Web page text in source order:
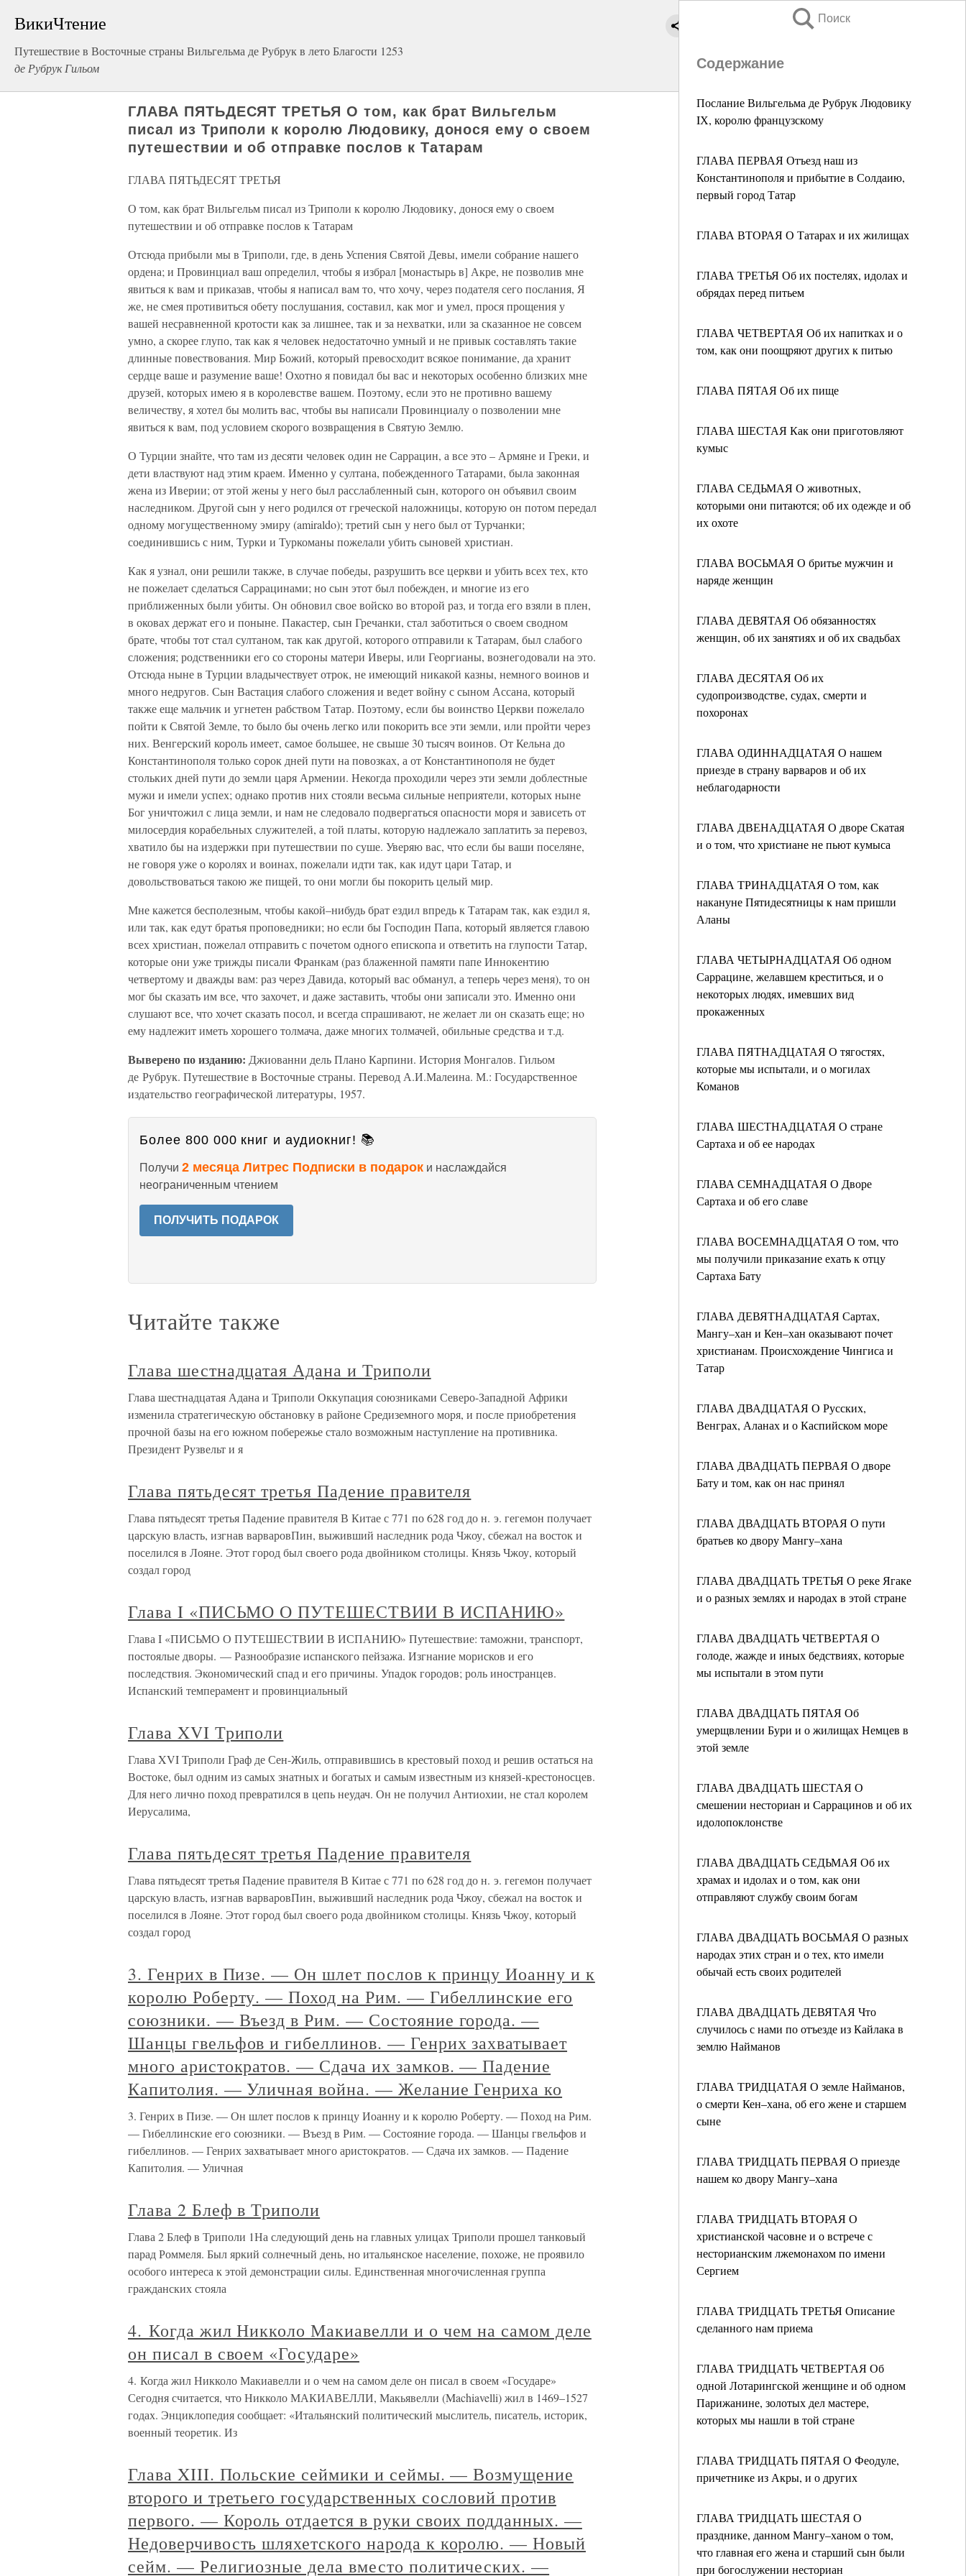
ВикиЧтение
Путешествие в Восточные страны Вильгельма де Рубрук в лето Благости 1253
де Рубрук Гильом
Поиск
Содержание
Послание Вильгельма де Рубрук Людовику
IХ, королю французскому
ГЛАВА ПЕРВАЯ Отъезд наш из
Константинополя и прибытие в Солдаию,
первый город Татар
ГЛАВА ВТОРАЯ О Татарах и их жилищах
ГЛАВА ТРЕТЬЯ Об их постелях, идолах и
обрядах перед питьем
ГЛАВА ЧЕТВЕРТАЯ Об их напитках и о
том, как они поощряют других к питью
ГЛАВА ПЯТАЯ Об их пище
ГЛАВА ШЕСТАЯ Как они приготовляют
кумыс
ГЛАВА СЕДЬМАЯ О животных,
которыми они питаются; об их одежде и об
их охоте
ГЛАВА ВОСЬМАЯ О бритье мужчин и
наряде женщин
ГЛАВА ДЕВЯТАЯ Об обязанностях
женщин, об их занятиях и об их свадьбах
ГЛАВА ДЕСЯТАЯ Об их
судопроизводстве, судах, смерти и
похоронах
ГЛАВА ОДИННАДЦАТАЯ О нашем
приезде в страну варваров и об их
неблагодарности
ГЛАВА ДВЕНАДЦАТАЯ О дворе Скатая
и о том, что христиане не пьют кумыса
ГЛАВА ТРИНАДЦАТАЯ О том, как
накануне Пятидесятницы к нам пришли
Аланы
ГЛАВА ЧЕТЫРНАДЦАТАЯ Об одном
Саррацине, желавшем креститься, и о
некоторых людях, имевших вид
прокаженных
ГЛАВА ПЯТНАДЦАТАЯ О тягостях,
которые мы испытали, и о могилах
Команов
ГЛАВА ШЕСТНАДЦАТАЯ О стране
Сартаха и об ее народах
ГЛАВА СЕМНАДЦАТАЯ О Дворе
Сартаха и об его славе
ГЛАВА ВОСЕМНАДЦАТАЯ О том, что
мы получили приказание ехать к отцу
Сартаха Бату
ГЛАВА ДЕВЯТНАДЦАТАЯ Сартах,
Мангу–хан и Кен–хан оказывают почет
христианам. Происхождение Чингиса и
Татар
ГЛАВА ДВАДЦАТАЯ О Русских,
Венграх, Аланах и о Каспийском море
ГЛАВА ДВАДЦАТЬ ПЕРВАЯ О дворе
Бату и том, как он нас принял
ГЛАВА ДВАДЦАТЬ ВТОРАЯ О пути
братьев ко двору Мангу–хана
ГЛАВА ДВАДЦАТЬ ТРЕТЬЯ О реке Ягаке
и о разных землях и народах в этой стране
ГЛАВА ДВАДЦАТЬ ЧЕТВЕРТАЯ О
голоде, жажде и иных бедствиях, которые
мы испытали в этом пути
ГЛАВА ДВАДЦАТЬ ПЯТАЯ Об
умерщвлении Бури и о жилищах Немцев в
этой земле
ГЛАВА ДВАДЦАТЬ ШЕСТАЯ О
смешении несториан и Саррацинов и об их
идолопоклонстве
ГЛАВА ДВАДЦАТЬ СЕДЬМАЯ Об их
храмах и идолах и о том, как они
отправляют службу своим богам
ГЛАВА ДВАДЦАТЬ ВОСЬМАЯ О разных
народах этих стран и о тех, кто имели
обычай есть своих родителей
ГЛАВА ДВАДЦАТЬ ДЕВЯТАЯ Что
случилось с нами по отъезде из Кайлака в
землю Найманов
ГЛАВА ТРИДЦАТАЯ О земле Найманов,
о смерти Кен–хана, об его жене и старшем
сыне
ГЛАВА ТРИДЦАТЬ ПЕРВАЯ О приезде
нашем ко двору Мангу–хана
ГЛАВА ТРИДЦАТЬ ВТОРАЯ О
христианской часовне и о встрече с
несторианским лжемонахом по имени
Сергием
ГЛАВА ТРИДЦАТЬ ТРЕТЬЯ Описание
сделанного нам приема
ГЛАВА ТРИДЦАТЬ ЧЕТВЕРТАЯ Об
одной Лотарингской женщине и об одном
Парижанине, золотых дел мастере,
которых мы нашли в той стране
ГЛАВА ТРИДЦАТЬ ПЯТАЯ О Феодуле,
причетнике из Акры, и о других
ГЛАВА ТРИДЦАТЬ ШЕСТАЯ О
празднике, данном Мангу–ханом о том,
что главная его жена и старший сын были
при богослужении несториан
ГЛАВА ПЯТЬДЕСЯТ ТРЕТЬЯ О том, как брат Вильгельм
писал из Триполи к королю Людовику, донося ему о своем
путешествии и об отправке послов к Татарам
ГЛАВА ПЯТЬДЕСЯТ ТРЕТЬЯ
О том, как брат Вильгельм писал из Триполи к королю Людовику, донося ему о своем
путешествии и об отправке послов к Татарам
Отсюда прибыли мы в Триполи, где, в день Успения Святой Девы, имели собрание нашего
ордена; и Провинциал ваш определил, чтобы я избрал [монастырь в] Акре, не позволив мне
явиться к вам и приказав, чтобы я написал вам то, что хочу, через подателя сего послания, Я
же, не смея противиться обету послушания, составил, как мог и умел, прося прощения у
вашей несравненной кротости как за лишнее, так и за нехватки, или за сказанное не совсем
умно, а скорее глупо, так как я человек недостаточно умный и не привык составлять такие
длинные повествования. Мир Божий, который превосходит всякое понимание, да хранит
сердце ваше и разумение ваше! Охотно я повидал бы вас и некоторых особенно близких мне
друзей, которых имею я в королевстве вашем. Поэтому, если это не противно вашему
величеству, я хотел бы молить вас, чтобы вы написали Провинциалу о позволении мне
явиться к вам, под условием скорого возвращения в Святую Землю.
О Турции знайте, что там из десяти человек один не Саррацин, а все это – Армяне и Греки, и
дети властвуют над этим краем. Именно у султана, побежденного Татарами, была законная
жена из Иверии; от этой жены у него был расслабленный сын, которого он объявил своим
наследником. Другой сын у него родился от греческой наложницы, которую он потом передал
одному могущественному эмиру (amiraldo); третий сын у него был от Турчанки;
соединившись с ним, Турки и Туркоманы пожелали убить сыновей христиан.
Как я узнал, они решили также, в случае победы, разрушить все церкви и убить всех тех, кто
не пожелает сделаться Саррацинами; но сын этот был побежден, и многие из его
приближенных были убиты. Он обновил свое войско во второй раз, и тогда его взяли в плен,
в оковах держат его и поныне. Пакастер, сын Гречанки, стал заботиться о своем сводном
брате, чтобы тот стал султаном, так как другой, которого отправили к Татарам, был слабого
сложения; родственники его со стороны матери Иверы, или Георгианы, вознегодовали на это.
Отсюда ныне в Турции владычествует отрок, не имеющий никакой казны, немного воинов и
много недругов. Сын Вастация слабого сложения и ведет войну с сыном Ассана, который
также еще мальчик и угнетен рабством Татар. Поэтому, если бы воинство Церкви пожелало
пойти к Святой Земле, то было бы очень легко или покорить все эти земли, или пройти через
них. Венгерский король имеет, самое большее, не свыше 30 тысяч воинов. От Кельна до
Константинополя только сорок дней пути на повозках, а от Константинополя не будет
стольких дней пути до земли царя Армении. Некогда проходили через эти земли доблестные
мужи и имели успех; однако против них стояли весьма сильные неприятели, которых ныне
Бог уничтожил с лица земли, и нам не следовало подвергаться опасности моря и зависеть от
милосердия корабельных служителей, а той платы, которую надлежало заплатить за перевоз,
хватило бы на издержки при путешествии по суше. Уверяю вас, что если бы ваши поселяне,
не говоря уже о королях и воинах, пожелали идти так, как идут цари Татар, и
довольствоваться такою же пищей, то они могли бы покорить целый мир.
Мне кажется бесполезным, чтобы какой–нибудь брат ездил впредь к Татарам так, как ездил я,
или так, как едут братья проповедники; но если бы Господин Папа, который является главою
всех христиан, пожелал отправить с почетом одного епископа и ответить на глупости Татар,
которые они уже трижды писали Франкам (раз блаженной памяти папе Иннокентию
четвертому и дважды вам: раз через Давида, который вас обманул, а теперь через меня), то он
мог бы сказать им все, что захочет, и даже заставить, чтобы они записали это. Именно они
слушают все, что хочет сказать посол, и всегда спрашивают, не желает ли он сказать еще; нo
ему надлежит иметь хорошего толмача, даже многих толмачей, обильные средства и т.д.
Выверено по изданию: Джиованни дель Плано Карпини. История Монгалов. Гильом
де Рубрук. Путешествие в Восточные страны. Перевод А.И.Малеина. М.: Государственное
издательство географической литературы, 1957.
Более 800 000 книг и аудиокниг! 📚
Получи 2 месяца Литрес Подписки в подарок и наслаждайся
неограниченным чтением
ПОЛУЧИТЬ ПОДАРОК
Читайте также
Глава шестнадцатая Адана и Триполи
Глава шестнадцатая Адана и Триполи Оккупация союзниками Северо-Западной Африки
изменила стратегическую обстановку в районе Средиземного моря, и после приобретения
прочной базы на его южном побережье стало возможным наступление на противника.
Президент Рузвельт и я
Глава пятьдесят третья Падение правителя
Глава пятьдесят третья Падение правителя В Китае с 771 по 628 год до н. э. гегемон получает
царскую власть, изгнав варваровПин, выживший наследник рода Чжоу, сбежал на восток и
поселился в Лояне. Этот город был своего рода двойником столицы. Князь Чжоу, который
создал город
Глава I «ПИСЬМО О ПУТЕШЕСТВИИ В ИСПАНИЮ»
Глава I «ПИСЬМО О ПУТЕШЕСТВИИ В ИСПАНИЮ» Путешествие: таможни, транспорт,
постоялые дворы. — Разнообразие испанского пейзажа. Изгнание морисков и его
последствия. Экономический спад и его причины. Упадок городов; роль иностранцев.
Испанский темперамент и провинциальный
Глава XVI Триполи
Глава XVI Триполи Граф де Сен-Жиль, отправившись в крестовый поход и решив остаться на
Востоке, был одним из самых знатных и богатых и самым известным из князей-крестоносцев.
Для него лично поход превратился в цепь неудач. Он не получил Антиохии, не стал королем
Иерусалима,
Глава пятьдесят третья Падение правителя
Глава пятьдесят третья Падение правителя В Китае с 771 по 628 год до н. э. гегемон получает
царскую власть, изгнав варваровПин, выживший наследник рода Чжоу, сбежал на восток и
поселился в Лояне. Этот город был своего рода двойником столицы. Князь Чжоу, который
создал город
3. Генрих в Пизе. — Он шлет послов к принцу Иоанну и к
королю Роберту. — Поход на Рим. — Гибеллинские его
союзники. — Въезд в Рим. — Состояние города. —
Шанцы гвельфов и гибеллинов. — Генрих захватывает
много аристократов. — Сдача их замков. — Падение
Капитолия. — Уличная война. — Желание Генриха ко
3. Генрих в Пизе. — Он шлет послов к принцу Иоанну и к королю Роберту. — Поход на Рим.
— Гибеллинские его союзники. — Въезд в Рим. — Состояние города. — Шанцы гвельфов и
гибеллинов. — Генрих захватывает много аристократов. — Сдача их замков. — Падение
Капитолия. — Уличная
Глава 2 Блеф в Триполи
Глава 2 Блеф в Триполи 1На следующий день на главных улицах Триполи прошел танковый
парад Роммеля. Был яркий солнечный день, но итальянское население, похоже, не проявило
особого интереса к этой демонстрации силы. Единственная многочисленная группа
гражданских стояла
4. Когда жил Никколо Макиавелли и о чем на самом деле
он писал в своем «Государе»
4. Когда жил Никколо Макиавелли и о чем на самом деле он писал в своем «Государе»
Сегодня считается, что Никколо МАКИАВЕЛЛИ, Макьявелли (Machiavelli) жил в 1469–1527
годах. Энциклопедия сообщает: «Итальянский политический мыслитель, писатель, историк,
военный теоретик. Из
Глава XIII. Польские сеймики и сеймы. — Возмущение
второго и третьего государственных сословий против
первого. — Король отдается в руки своих подданных. —
Недоверчивость шляхетского народа к королю. — Новый
сейм. — Религиозные дела вместо политических. —